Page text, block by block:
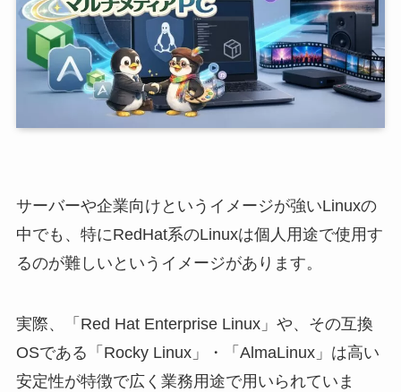
サーバーや企業向けというイメージが強いLinuxの
中でも、特にRedHat系のLinuxは個人用途で使用す
るのが難しいというイメージがあります。
実際、「Red Hat Enterprise Linux」や、その互換
OSである「Rocky Linux」・「AlmaLinux」は高い
安定性が特徴で広く業務用途で用いられていま